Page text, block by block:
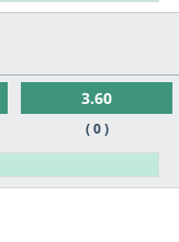
3.60
( 0 )